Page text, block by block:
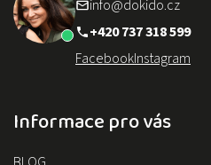
Informace pro vás
info@dokido.cz
+420 737 318 599
FacebookInstagram